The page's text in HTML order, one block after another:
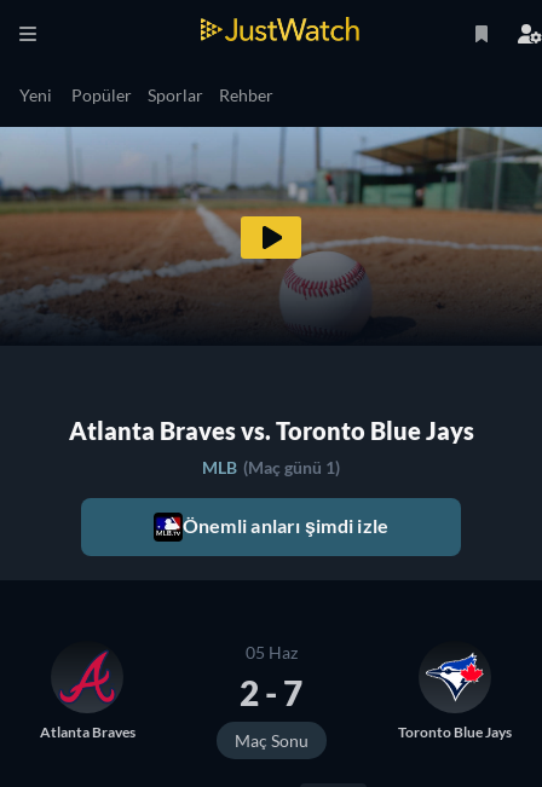
Yeni Popüler Sporlar Rehber
Atlanta Braves vs. Toronto Blue Jays
MLB (Maç günü 1)
Önemli anları şimdi izle
Atlanta Braves
05 Haz
2 - 7
Maç Sonu Toronto Blue Jays